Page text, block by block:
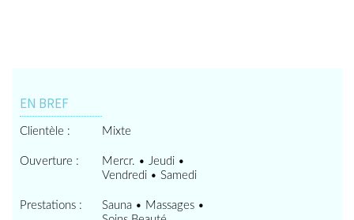
EN BREF
Clientèle : Mixte
Ouverture :
Mercr. • Jeudi •
Vendredi • Samedi
Prestations :
Sauna • Massages •